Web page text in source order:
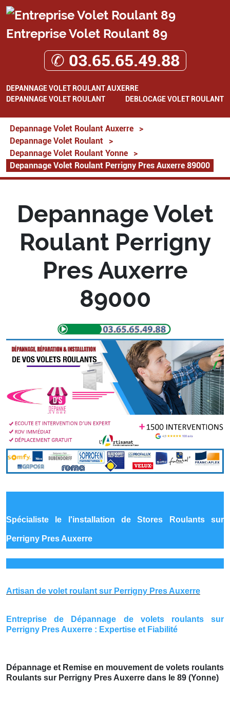
Entreprise Volet Roulant 89
✆ 03.65.65.49.88
DEPANNAGE VOLET ROULANT AUXERRE
DEPANNAGE VOLET ROULANT
DEBLOCAGE VOLET ROULANT
Depannage Volet Roulant Auxerre
>
Depannage Volet Roulant
>
Depannage Volet Roulant Yonne
>
Depannage Volet Roulant Perrigny Pres Auxerre 89000
Depannage Volet
Roulant Perrigny
Pres Auxerre
89000
Spécialiste le l'installation de Stores Roulants sur
Perrigny Pres Auxerre
Artisan de volet roulant sur Perrigny Pres Auxerre
Entreprise de Dépannage de volets roulants sur
Perrigny Pres Auxerre : Expertise et Fiabilité
Dépannage et Remise en mouvement de volets roulants
Roulants sur Perrigny Pres Auxerre dans le 89 (Yonne)